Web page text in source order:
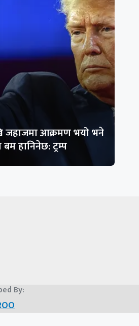
जहाजमा आक्रमण भयो भने
बम हानिनेछ: ट्रम्प
By: